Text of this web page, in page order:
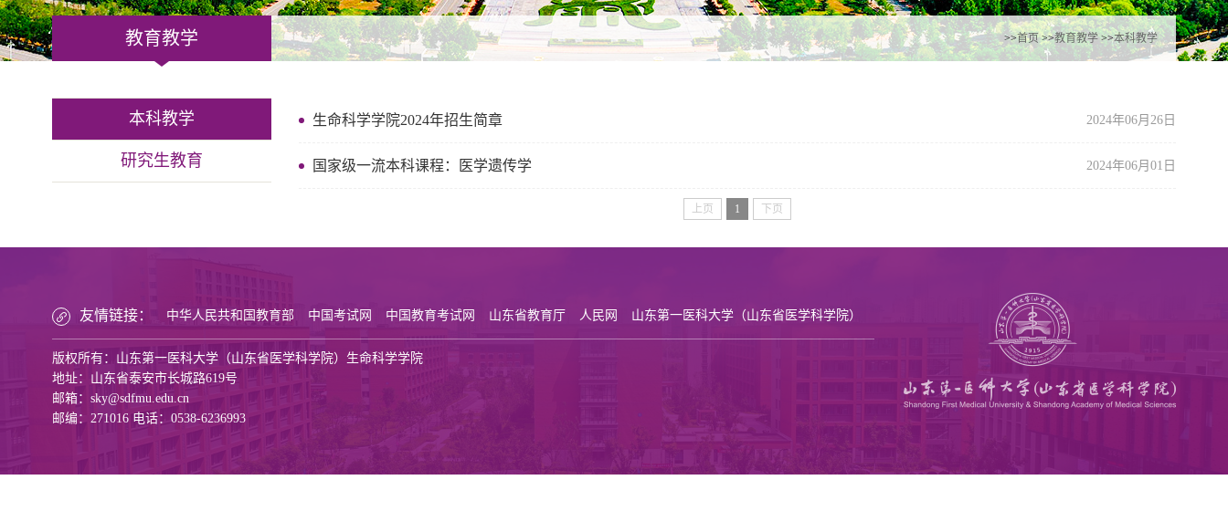
>>首页 >>教育教学 >>本科教学
教育教学
本科教学
研究生教育
2024年06月26日
生命科学学院2024年招生简章
2024年06月01日
国家级一流本科课程：医学遗传学
上页 1 下页
友情链接： 中华人民共和国教育部 中国考试网 中国教育考试网 山东省教育厅 人民网 山东第一医科大学（山东省医学科学院）
版权所有：山东第一医科大学（山东省医学科学院）生命科学学院
地址：山东省泰安市长城路619号
邮箱：sky@sdfmu.edu.cn
邮编：271016 电话：0538-6236993